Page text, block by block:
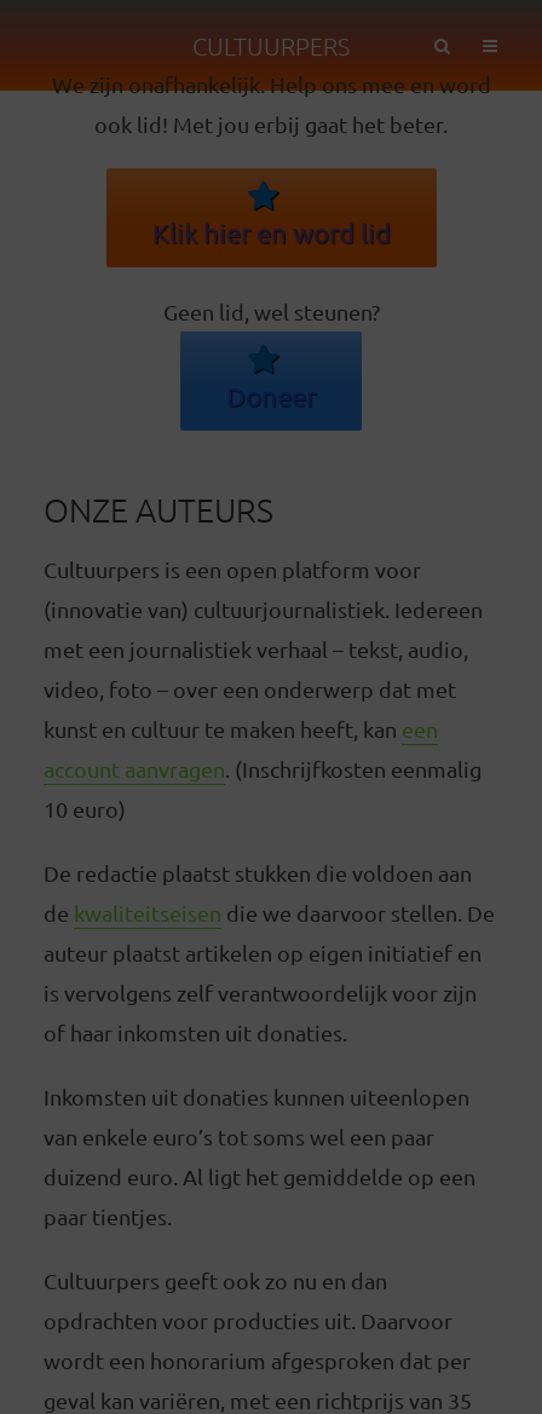
CULTUURPERS
We zijn onafhankelijk. Help ons mee en word
ook lid! Met jou erbij gaat het beter.
Klik hier en word lid
Geen lid, wel steunen?
Doneer
ONZE AUTEURS
Cultuurpers is een open platform voor
(innovatie van) cultuurjournalistiek. Iedereen
met een journalistiek verhaal – tekst, audio,
video, foto – over een onderwerp dat met
kunst en cultuur te maken heeft, kan een
account aanvragen . (Inschrijfkosten eenmalig
10 euro)
De redactie plaatst stukken die voldoen aan
de kwaliteitseisen die we daarvoor stellen. De
auteur plaatst artikelen op eigen initiatief en
is vervolgens zelf verantwoordelijk voor zijn
of haar inkomsten uit donaties.
Inkomsten uit donaties kunnen uiteenlopen
van enkele euro’s tot soms wel een paar
duizend euro. Al ligt het gemiddelde op een
paar tientjes.
Cultuurpers geeft ook zo nu en dan
opdrachten voor producties uit. Daarvoor
wordt een honorarium afgesproken dat per
geval kan variëren, met een richtprijs van 35